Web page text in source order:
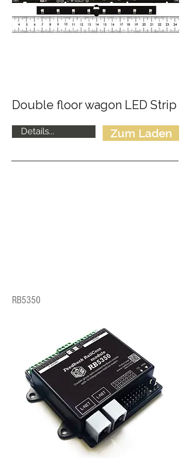
Double floor wagon LED Strip
Details... Zum Laden
RB5350